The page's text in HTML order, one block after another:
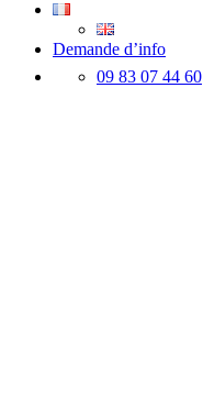
Demande d’info
09 83 07 44 60